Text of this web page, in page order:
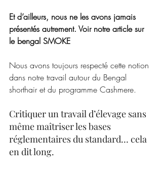
Et d’ailleurs, nous ne les avons jamais
présentés autrement. Voir notre article sur
le bengal SMOKE
Nous avons toujours respecté cette notion
dans notre travail autour du Bengal
shorthair et du programme Cashmere.
Critiquer un travail d’élevage sans
même maîtriser les bases
réglementaires du standard… cela
en dit long.